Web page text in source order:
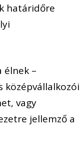
határidőre
élnek –
középvállalkozói
vagy
jellemző a